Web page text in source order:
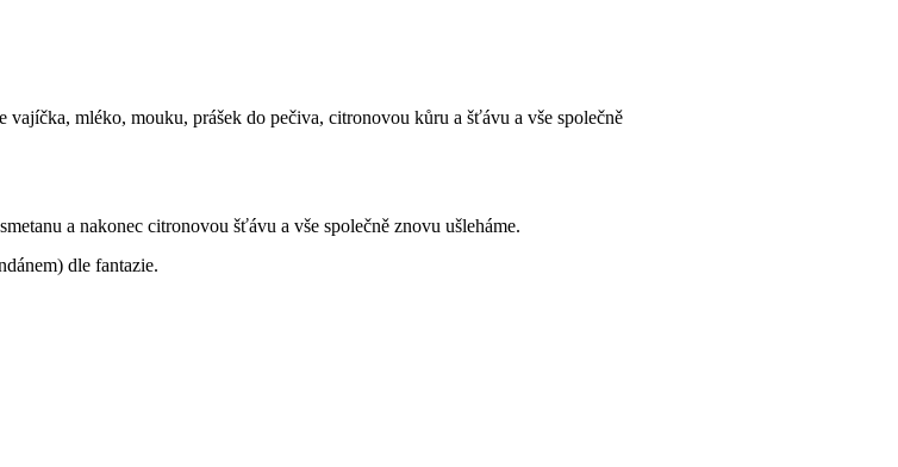
mléko, mouku, prášek do pečiva, citronovou kůru a šťávu a vše společně
a nakonec citronovou šťávu a vše společně znovu ušleháme.
dle fantazie.